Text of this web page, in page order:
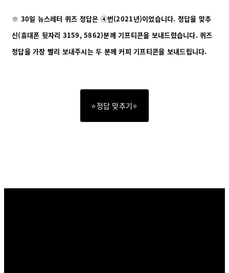
※ 30일 뉴스레터 퀴즈 정답은 ④번(2021년)이었습니다. 정답을 맞추
신(휴대폰 뒷자리 3159, 5862)분께 기프티콘을 보내드렸습니다. 퀴즈
정답을 가장 빨리 보내주시는 두 분께 커피 기프티콘을 보내드립니다.
⭐정답 맞추기⭐